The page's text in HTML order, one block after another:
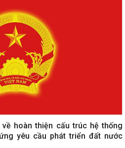
hoàn thiện cấu trúc hệ thống
yêu cầu phát triển đất nước